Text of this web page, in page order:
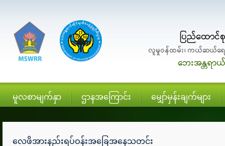
မူလစာမျက်နှာ ဌာနအကြောင်း မျှော်မှန်းချက်များ
လေဖိအားနည်းရပ်ဝန်းအခြေအနေသတင်း